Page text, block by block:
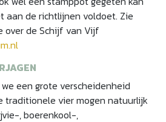
aan de richtlijnen voldoet. Zie
over de Schijf van Vijf
een grote verscheidenheid
traditionele vier mogen natuurlijk
, boerenkool-,